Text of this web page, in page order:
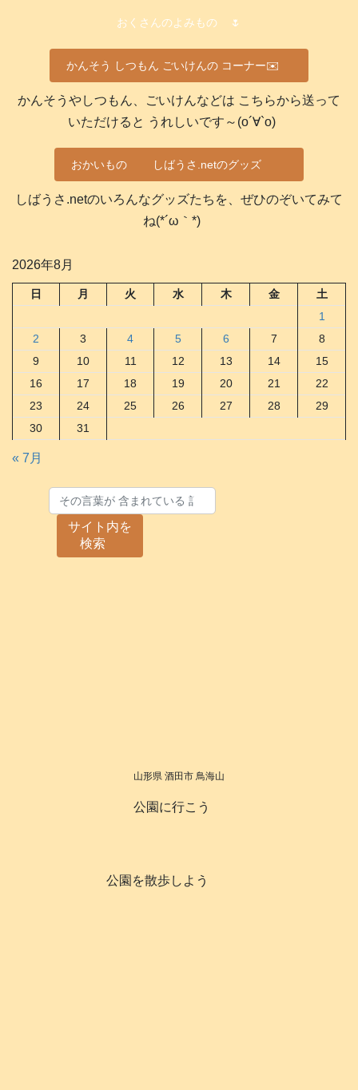
おくさんのよみもの 🌷
かんそう しつもん ごいけんの コーナー✉️
かんそうやしつもん、ごいけんなどは こちらから送って
いただけると うれしいです～(о´∀`о)
おかいもの しばうさ.netのグッズ
しばうさ.netのいろんなグッズたちを、ぜひのぞいてみて
ね(*´ω｀*)
2026年8月
日 月 火 水 木 金
土
1
2
3 4 5 6 7
8
9
10 11 12 13 14
15
16
17 18 19 20 21
22
23
24 25 26 27 28
29
30
31
« 7月
サイト内を
検索
山形県 酒田市 鳥海山
公園に行こう
公園を散歩しよう